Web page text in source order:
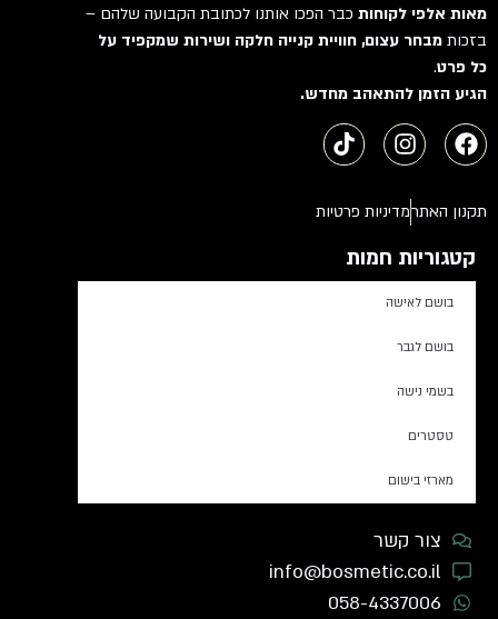
מאות אלפי לקוחותכבר הפכו אותנו לכתובת הקבועה שלהם –
בזכותמבחר עצום, חוויית קנייה חלקה ושירות שמקפיד על
כל פרט.
הגיע הזמן להתאהב מחדש.
תקנון האתרמדיניות פרטיות
קטגוריות חמות
בושם לאישה
בושם לגבר
בשמי נישה
טסטרים
מארזי בישום
צור קשר
info@bosmetic.co.il
058-4337006